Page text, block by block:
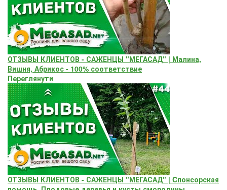
ОТЗЫВЫ КЛИЕНТОВ - САЖЕНЦЫ "МЕГАСАД" | Малина,
Вишня, Абрикос - 100% соответствие
Переглянути
ОТЗЫВЫ КЛИЕНТОВ - САЖЕНЦЫ "МЕГАСАД" | Cпонсорская